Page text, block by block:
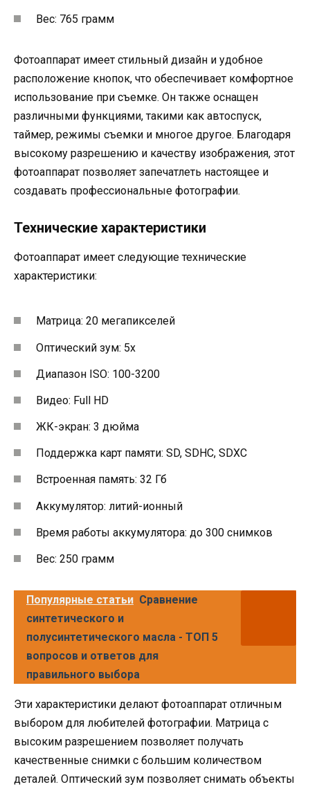
Вес: 765 грамм
Фотоаппарат имеет стильный дизайн и удобное
расположение кнопок, что обеспечивает комфортное
использование при съемке. Он также оснащен
различными функциями, такими как автоспуск,
таймер, режимы съемки и многое другое. Благодаря
высокому разрешению и качеству изображения, этот
фотоаппарат позволяет запечатлеть настоящее и
создавать профессиональные фотографии.
Технические характеристики
Фотоаппарат имеет следующие технические
характеристики:
Матрица: 20 мегапикселей
Оптический зум: 5x
Диапазон ISO: 100-3200
Видео: Full HD
ЖК-экран: 3 дюйма
Поддержка карт памяти: SD, SDHC, SDXC
Встроенная память: 32 Гб
Аккумулятор: литий-ионный
Время работы аккумулятора: до 300 снимков
Вес: 250 грамм
Популярные статьи Сравнение
синтетического и
полусинтетического масла - ТОП 5
вопросов и ответов для
правильного выбора
Эти характеристики делают фотоаппарат отличным
выбором для любителей фотографии. Матрица с
высоким разрешением позволяет получать
качественные снимки с большим количеством
деталей. Оптический зум позволяет снимать объекты